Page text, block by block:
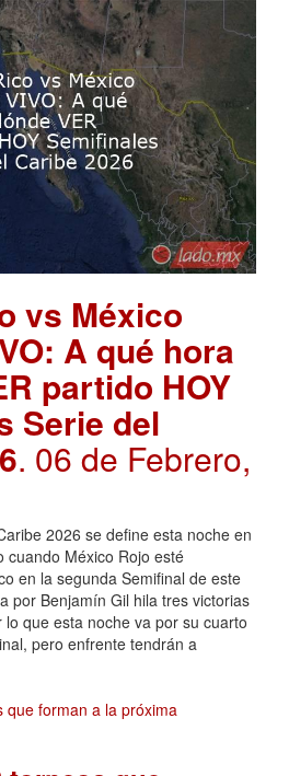
vs México
A qué hora
partido HOY
Serie del
. 06 de Febrero,
2026 se define esta noche en
cuando México Rojo esté
en la segunda Semifinal de este
por Benjamín Gil hila tres victorias
que esta noche va por su cuarto
pero enfrente tendrán a